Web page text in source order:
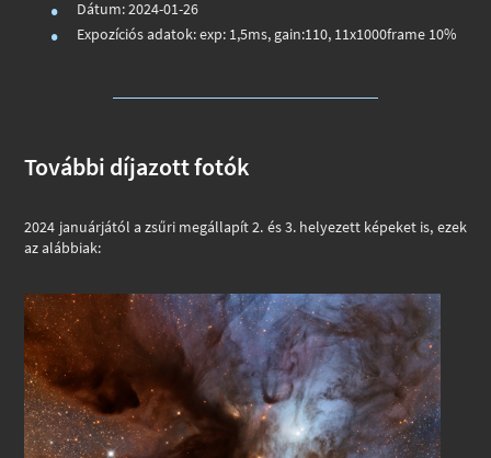
Dátum: 2024-01-26
Expozíciós adatok: exp: 1,5ms, gain:110, 11x1000frame 10%
További díjazott fotók
2024 januárjától a zsűri megállapít 2. és 3. helyezett képeket is, ezek
az alábbiak: